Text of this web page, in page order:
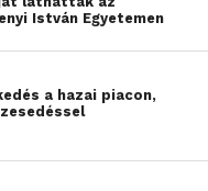
utunkról, például,
idő alatt értük
az alkalmazáson
megnézhetjük.
István Egyetemen
a hazai piacon,